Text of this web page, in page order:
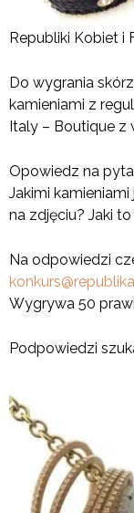
Republiki Kobiet i
Do wygrania
kamieniami z
Italy – Boutique z
Opowiedz na
Jakimi
na zdjęciu? Jaki
Na odpowiedzi
Wygrywa 50
Podpowiedzi